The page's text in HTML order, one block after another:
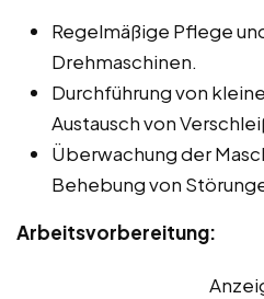
Regelmäßige Pflege
Drehmaschinen.
Durchführung von
Austausch von
Überwachung der
Behebung von
Arbeitsvorbereitung: